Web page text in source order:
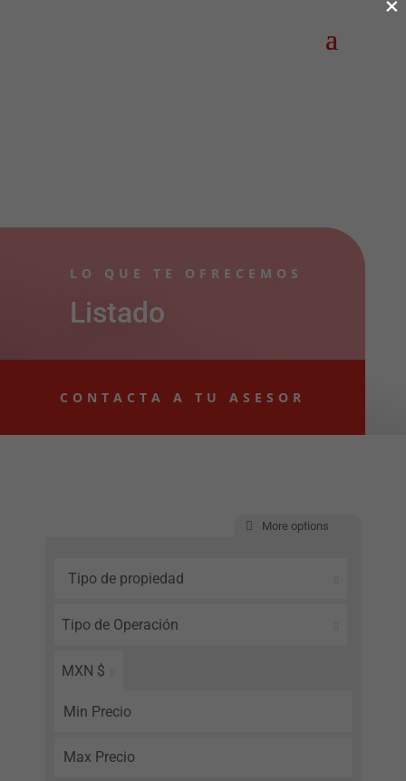
LO QUE TE OFRECEMOS
Listado
CONTACTA A TU ASESOR
Tipo de propiedad
Tipo de Operación
MXN $
More options